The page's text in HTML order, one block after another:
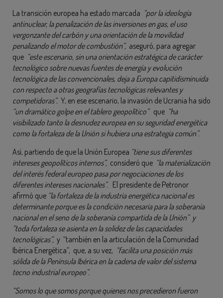
La transición europea ha estado marcada “por la ideología
antinuclear, la penalización de las inversiones en gas, el uso
vergonzante del carbón y una orientación de la movilidad
penalizando el motor de combustión”, aseguró, para agregar
que “este escenario, sin una orientación estratégica de carácter
tecnológico sobre nuevas fuentes de energía y evolución
tecnológica de las convencionales, deja a Europa capitidisminuida
con respecto a otras geografías tecnológicas relevantes y
competidoras”. Y, en ese escenario, la invasión de Ucrania ha sido
“un dramático golpe en el tablero geopolítico” que “ha
visibilizado tanto la desnudez europea en su seguridad energética
como la fortaleza de la Unión si hubiera una estrategia común”.
Así, partiendo de que la Unión Europea “tiene sus diferentes
intereses geopolíticos internos”, consideró que “la materialización
del interés federal europeo pasa por negociaciones de los
diferentes intereses nacionales”. El presidente de Petronor
afirmó que “la fortaleza de la industria energética nacional es
determinante porque es la condición necesaria para la soberanía
nacional en el seno de la soberanía compartida de la Unión” y
“toda fortaleza se asienta en la solidez de las capacidades
tecnológicas”, y “también en la articulación de la Comunidad
Ibérica Energética”, que, a su vez, “facilita una posición más
sólida de la Península Ibérica en la cadena de valor del sistema
tecno industrial europeo”.
“Somos lo que somos porque quienes nos precedieron fueron